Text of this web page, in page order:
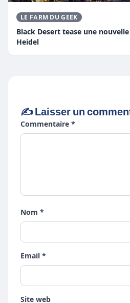
LE FARM DU GEEK
Black Desert tease une
Heidel
✍️ Laisser un
Commentaire *
Nom *
Email *
Site web